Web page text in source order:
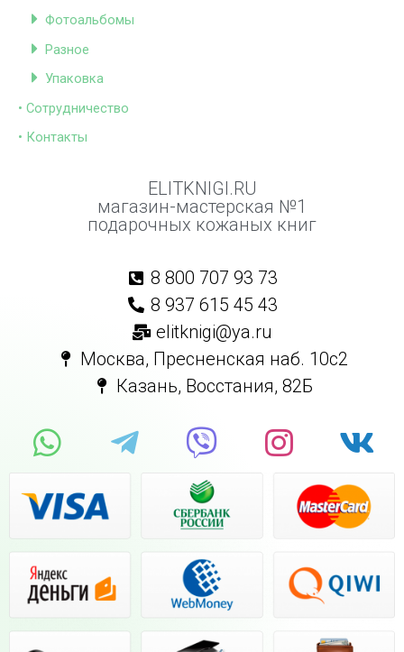
Фотоальбомы
Разное
Упаковка
• Сотрудничество
• Контакты
ELITKNIGI.RU
магазин-мастерская №1
подарочных кожаных книг
8 800 707 93 73
8 937 615 45 43
elitknigi@ya.ru
Москва, Пресненская наб. 10с2
Казань, Восстания, 82Б